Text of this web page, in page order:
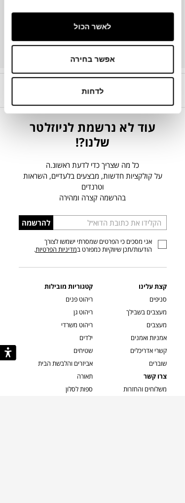
לאשר הכול
אפשר בחירה
לדחות
אנחנו מחפשים אתכן.ם,
עוד לא נרשמת לניוזלטר
שלנו?!
כל מה שצריך כדי לדעת ראשונ.ה
על קולקציות חדשות, מבצעים בלעדיים, השראות
וטרנדים
בהרשמה קצרה ומהירה
הכניסו
כתובת
דוא”ל
להרשמה
אני מסכים כי הפרטים שמסרתי ישמשו לצורך
הודעות/תכן שיווקיות כמפורט במדיניות הפרטיות.
קצת עלינו
סניפים
מעצבים בשבילך
מעצבים
אמניות ואמנים
קשרי אדריכלים
שוברים
צרו קשר
משלוחים והחזרות
קטגוריות מובילות
ריהוט פנים
ריהוט גן
ריהוט משרדי
ילדים
שטיחים
אביזרים והלבשת הבית
תאורה
ספות לסלון